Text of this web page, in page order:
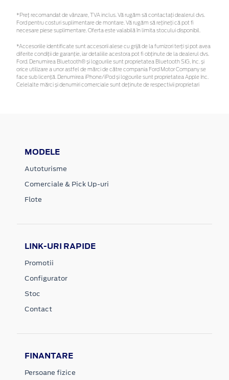
*Preţ recomandat de vânzare, TVA inclus. Vă rugăm să contactaţi dealerul dvs.
Ford pentru costuri suplimentare de montare. Vă rugăm să rețineți că pot fi
necesare piese suplimentare. Oferta este valabilă în limita stocului disponibil.
*Accesoriile identificate sunt accesorii alese cu grijă de la furnizori terți și pot avea
diferite condiții de garanție, iar detaliile acestora pot fi obținute de la dealerul dvs.
Ford. Denumirea Bluetooth® și logourile sunt proprietatea Bluetooth SIG, Inc. și
orice utilizare a unor astfel de mărci de către compania Ford Motor Company se
face sub licență. Denumirea iPhone/iPod și logourile sunt proprietatea Apple Inc.
Celelalte mărci și denumiri comerciale sunt deținute de respectivii proprietari
MODELE
Autoturisme
Comerciale & Pick Up-uri
Flote
LINK-URI RAPIDE
Promotii
Configurator
Stoc
Contact
FINANTARE
Persoane fizice